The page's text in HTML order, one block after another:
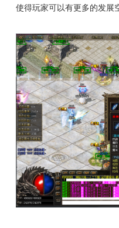
使得玩家可以有更多的发展